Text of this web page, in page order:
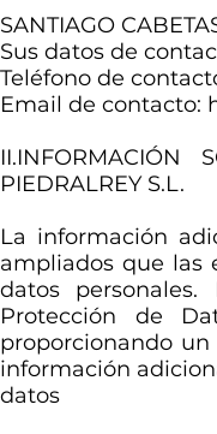
SANTIAGO
Sus datos de
Teléfono de
Email de contacto:
II.INFORMACIÓN
PIEDRALREY S.L.
La información
ampliados que las
datos
Protección de
proporcionando
información
datos